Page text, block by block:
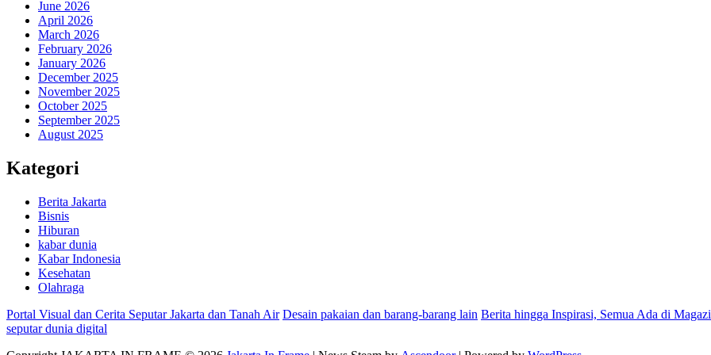
June 2026
April 2026
March 2026
February 2026
January 2026
December 2025
November 2025
October 2025
September 2025
August 2025
Kategori
Berita Jakarta
Bisnis
Hiburan
kabar dunia
Kabar Indonesia
Kesehatan
Olahraga
Portal Visual dan Cerita Seputar Jakarta dan Tanah Air Desain pakaian dan barang-barang lain Berita hingga Inspirasi, Semua Ada di
seputar dunia digital